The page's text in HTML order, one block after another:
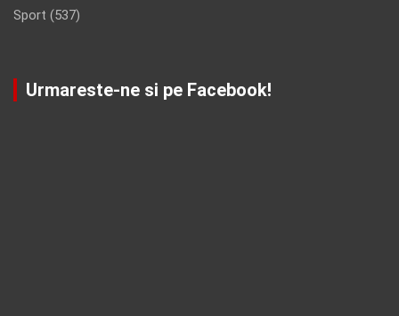
Sport (537)
Urmareste-ne si pe Facebook!